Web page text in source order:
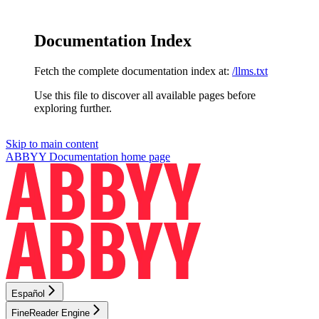
Documentation Index
Fetch the complete documentation index at: /llms.txt
Use this file to discover all available pages before
exploring further.
Skip to main content
ABBYY Documentation home page
Español
FineReader Engine